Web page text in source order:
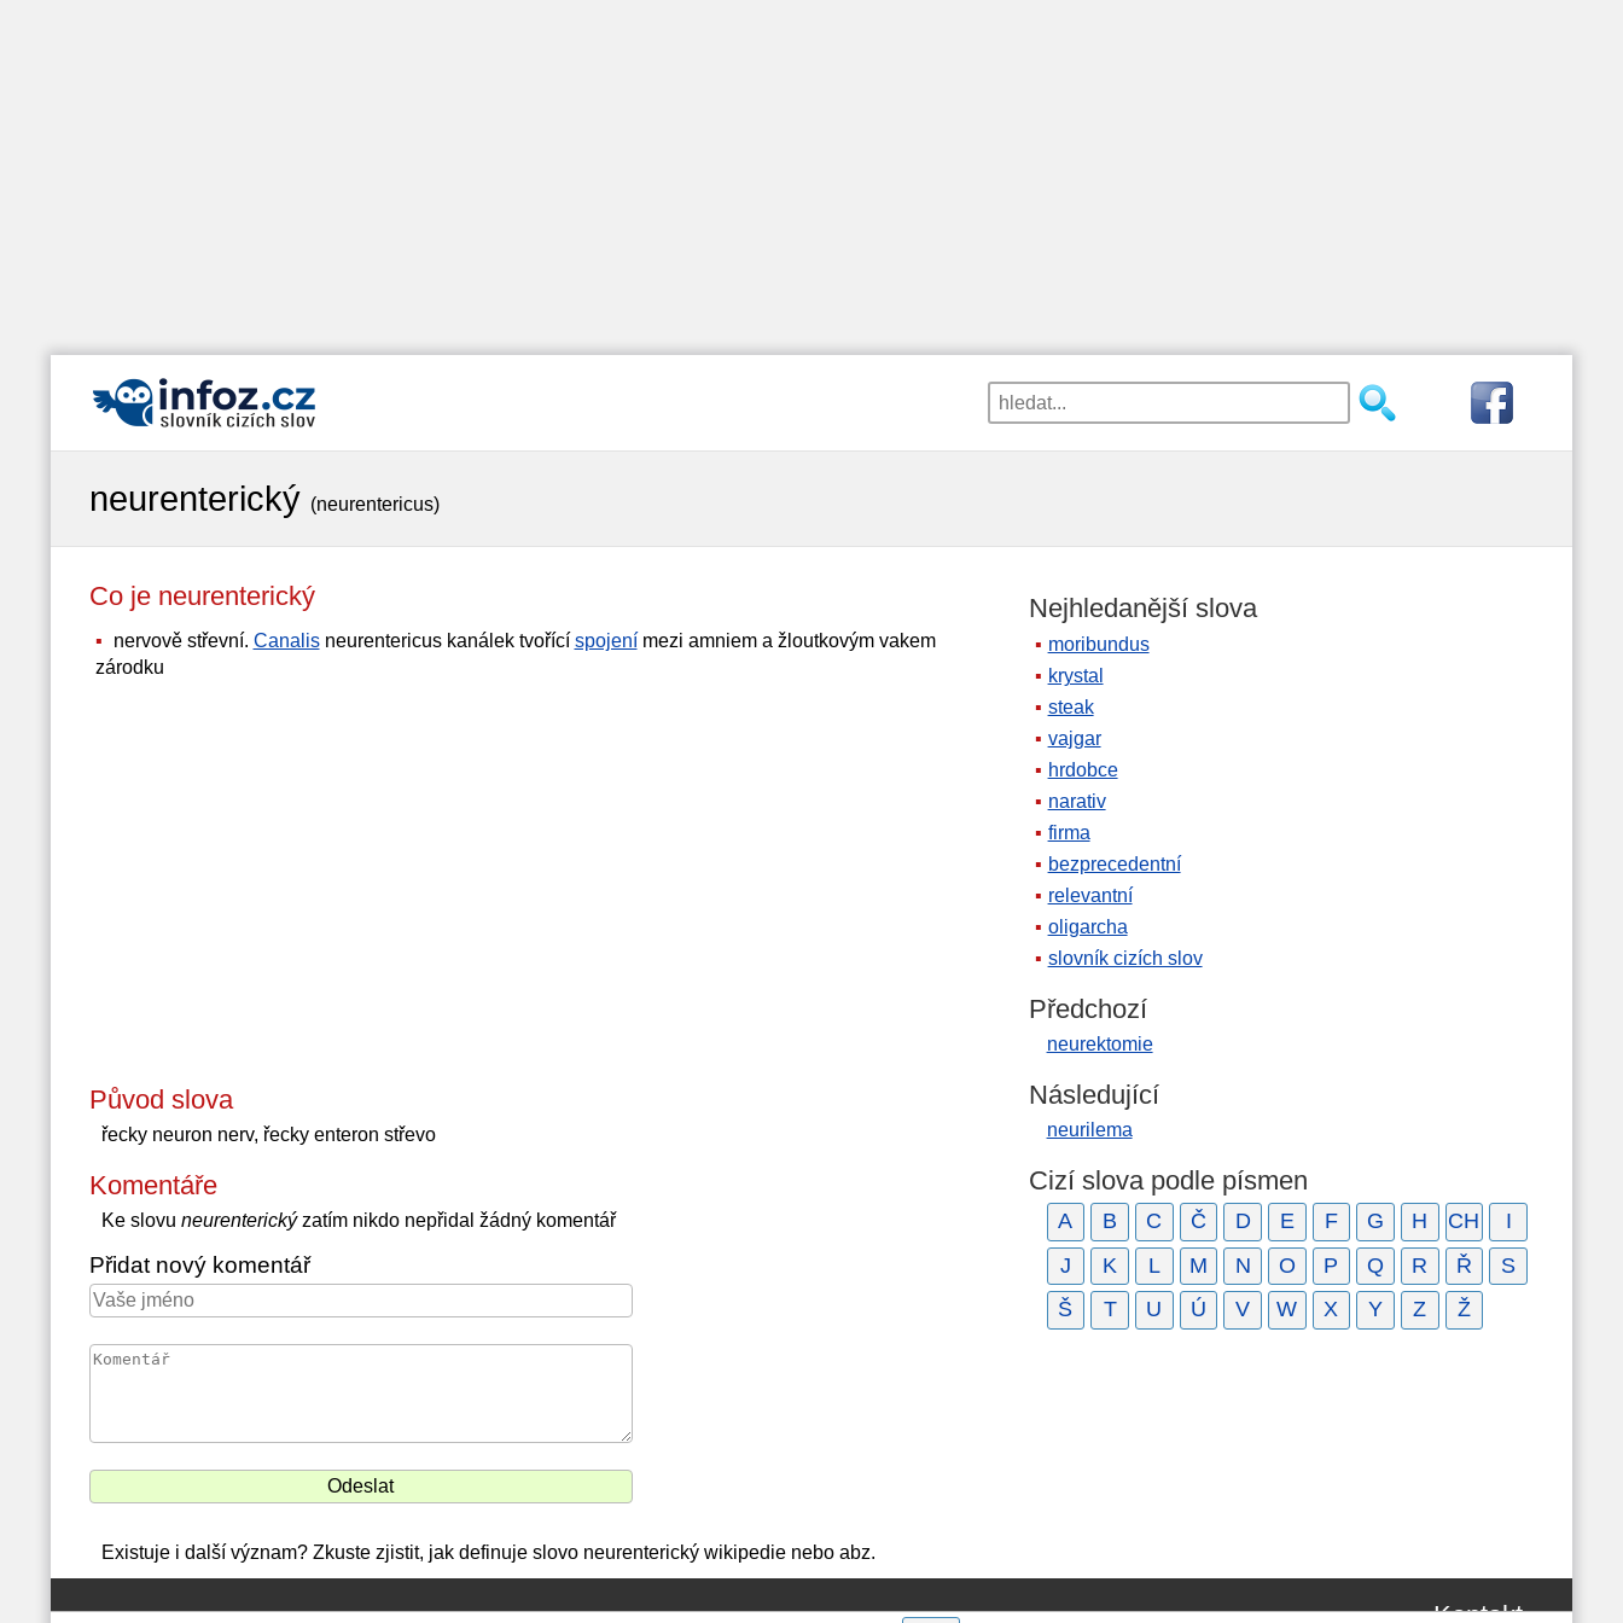
neurenterický (neurentericus)
Co je neurenterický
nervově střevní. Canalisneurentericus kanálek tvořící spojenímezi amniem a žloutkovým vakem
zárodku
Původ slova
řecky neuron nerv, řecky enteron střevo
Komentáře
Ke slovu neurenterickýzatím nikdo nepřidal žádný komentář
Přidat nový komentář
Existuje i další význam? Zkuste zjistit, jak definuje slovo neurenterický wikipedie nebo abz.
Nejhledanější slova
moribundus
krystal
steak
vajgar
hrdobce
narativ
firma
bezprecedentní
relevantní
oligarcha
slovník cizích slov
Předchozí
neurektomie
Následující
neurilema
Cizí slova podle písmen
A B C Č D E F G H CH
I
J
K L M N O P Q R Ř
S
Š
T U Ú V W X Y Z Ž
Kontakt